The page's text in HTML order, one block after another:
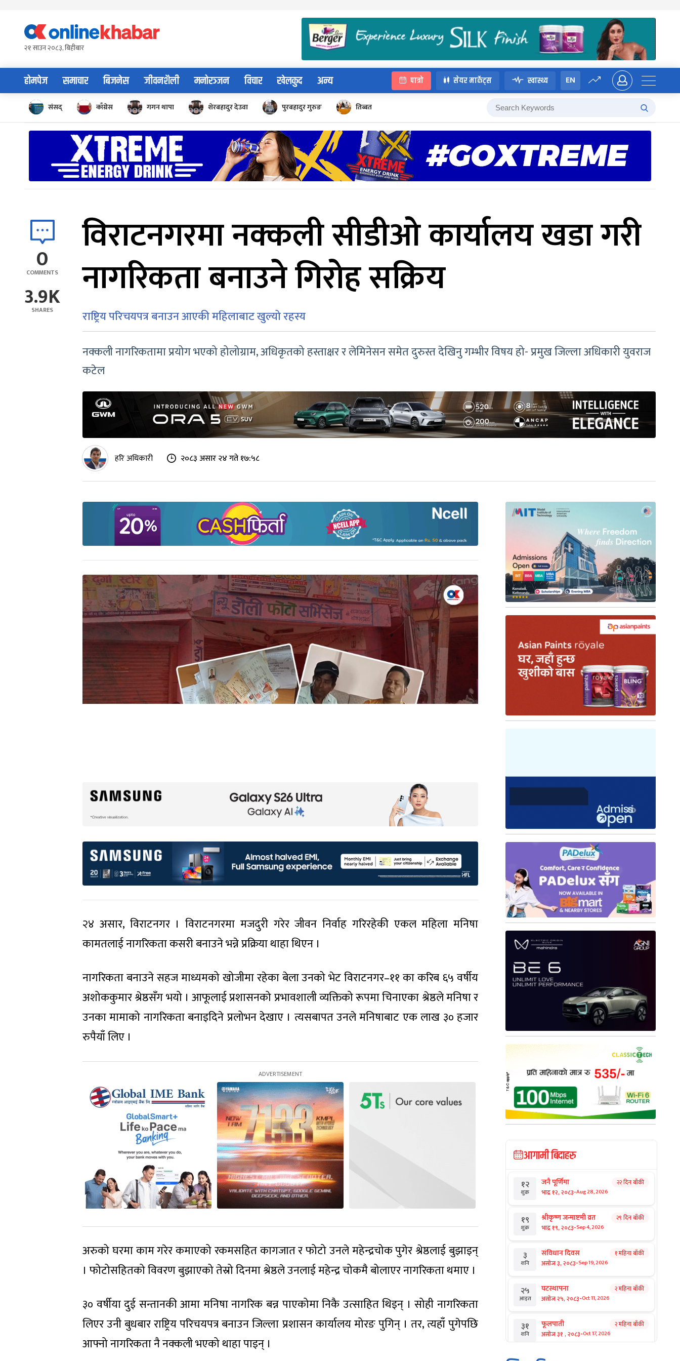
content२१ साउन २०८३, बिहीबार
होमपेज समाचार बिजनेस जीवनशैली मनोरञ्जन विचार खेलकुद अन्य पात्रो सेयर मार्केट्स स्वास्थ्य EN
संसद् काँग्रेस गगन थापा शेरबहादुर देउवा पुरबहादुर गुरुङ तिब्बत
0
COMMENTS
3.9K
SHARES
विराटनगरमा नक्कली सीडी‌ओ कार्यालय खडा गरी
नागरिकता बनाउने गिरोह सक्रिय
राष्ट्रिय परिचयपत्र बनाउन आएकी महिलाबाट खुल्यो रहस्य
नक्कली नागरिकतामा प्रयोग भएको होलोग्राम, अधिकृतको हस्ताक्षर र लेमिनेसन समेत दुरुस्त देखिनु गम्भीर विषय हो- प्रमुख जिल्ला अधिकारी युवराज
कटेल
हरि अधिकारी २०८३ असार २४ गते १७:५८
२४ असार, विराटनगर । विराटनगरमा मजदुरी गरेर जीवन निर्वाह गरिरहेकी एकल महिला मनिषा
कामतलाई नागरिकता कसरी बनाउने भन्ने प्रक्रिया थाहा थिएन ।
नागरिकता बनाउने सहज माध्यमको खोजीमा रहेका बेला उनको भेट विराटनगर–११ का करिब ६५ वर्षीय
अशोककुमार श्रेष्ठसँग भयो । आफूलाई प्रशासनको प्रभावशाली व्यक्तिको रूपमा चिनाएका श्रेष्ठले मनिषा र
उनका मामाको नागरिकता बनाइदिने प्रलोभन देखाए । त्यसबापत उनले मनिषाबाट एक लाख ३० हजार
रुपैयाँ लिए ।
अरुको घरमा काम गरेर कमाएको रकमसहित कागजात र फोटो उनले महेन्द्रचोक पुगेर श्रेष्ठलाई बुझाइन्
। फोटोसहितको विवरण बुझाएको तेस्रो दिनमा श्रेष्ठले उनलाई महेन्द्र चोकमै बोलाएर नागरिकता थमाए ।
३० वर्षीया दुई सन्तानकी आमा मनिषा नागरिक बन्न पाएकोमा निकै उत्साहित थिइन् । सोही नागरिकता
लिएर उनी बुधबार राष्ट्रिय परिचयपत्र बनाउन जिल्ला प्रशासन कार्यालय मोरङ पुगिन् । तर, त्यहाँ पुगेपछि
आफ्नो नागरिकता नै नक्कली भएको थाहा पाइन् ।
आगामी बिदाहरु
१२
शुक्र
जनै पूर्णिमा
भाद्र १२, २०८३-Aug 28, 2026
२२ दिन बाँकी
१९
शुक्र
श्रीकृष्ण जन्माष्टमी व्रत
भाद्र १९, २०८३-Sep 4, 2026
२९ दिन बाँकी
३
शनि
संविधान दिवस
असोज ३, २०८३-Sep 19, 2026
१ महिना बाँकी
२५
आइत
घटस्थापना
असोज २५, २०८३-Oct 11, 2026
२ महिना बाँकी
३१
शनि
फूलपाती
असोज ३१ , २०८३-Oct 17, 2026
२ महिना बाँकी